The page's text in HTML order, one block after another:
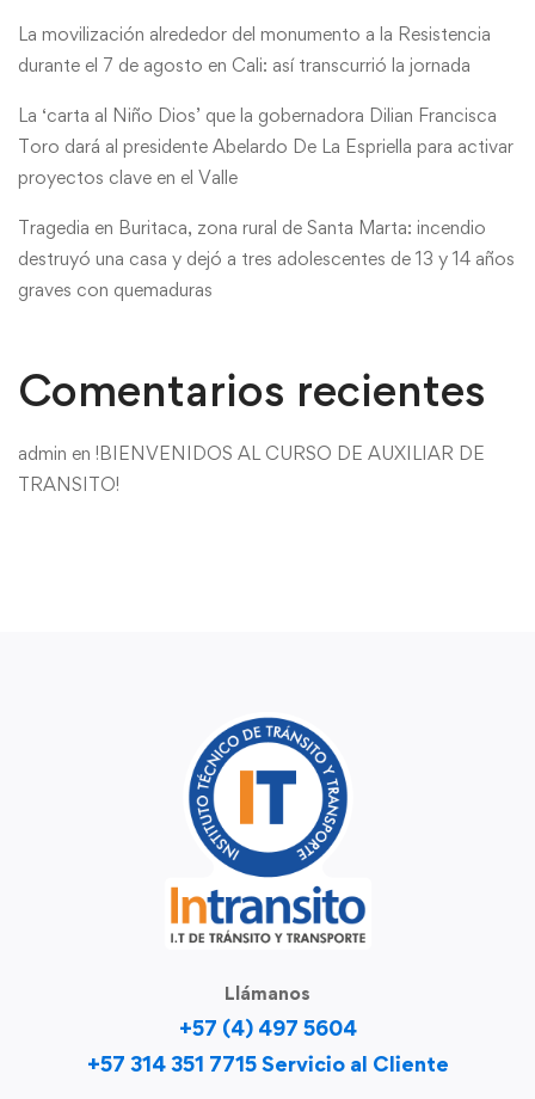
La movilización alrededor del monumento a la Resistencia
durante el 7 de agosto en Cali: así transcurrió la jornada
La ‘carta al Niño Dios’ que la gobernadora Dilian Francisca
Toro dará al presidente Abelardo De La Espriella para activar
proyectos clave en el Valle
Tragedia en Buritaca, zona rural de Santa Marta: incendio
destruyó una casa y dejó a tres adolescentes de 13 y 14 años
graves con quemaduras
Comentarios recientes
admin en !BIENVENIDOS AL CURSO DE AUXILIAR DE
TRANSITO!
Llámanos
+57 (4) 497 5604
+57 314 351 7715 Servicio al Cliente